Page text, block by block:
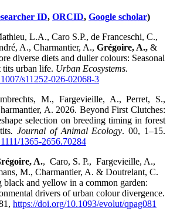
ID, ORCID, Google scholar)
L.A., Caro S.P., de Franceschi, C.,
A., Charmantier, A., Grégoire, A., &
diverse diets and duller colours: Seasonal
tits urban life. Urban Ecosystems.
s11252-026-02068-3
M., Fargevieille, A., Perret, S.,
A. 2026. Beyond First Clutches:
selection on breeding timing in forest
. Journal of Animal Ecology. 00, 1–15.
1365-2656.70284
A., Caro, S. P., Fargevieille, A.,
M., Charmantier, A. & Doutrelant, C.
black and yellow in a common garden:
drivers of urban colour divergence.
https://doi.org/10.1093/evolut/qpag081